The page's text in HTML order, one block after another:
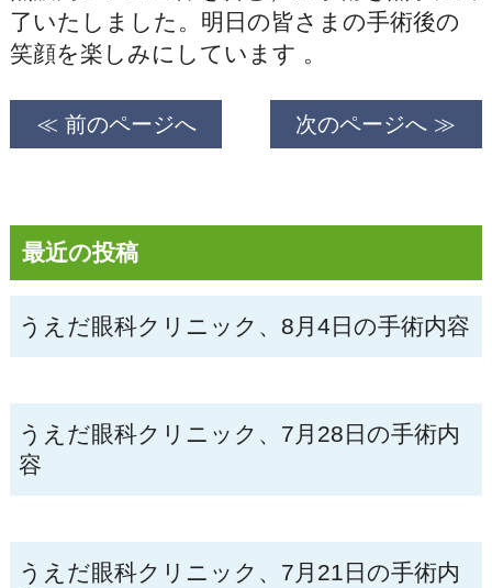
最近の投稿
うえだ眼科クリニック、8月4日の手術内容
うえだ眼科クリニック、7月28日の手術内
容
うえだ眼科クリニック、7月21日の手術内
了いたしました。明日の皆さまの手術後の
笑顔を楽しみにしています 。
≪ 前のページへ 次のページへ ≫